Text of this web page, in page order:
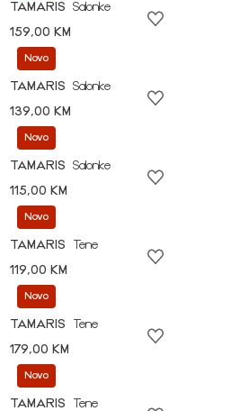
TAMARIS
Salonke
159,00 KM
Novo
TAMARIS
Salonke
139,00 KM
Novo
TAMARIS
Salonke
115,00 KM
Novo
TAMARIS
Tene
119,00 KM
Novo
TAMARIS
Tene
179,00 KM
Novo
TAMARIS
Tene